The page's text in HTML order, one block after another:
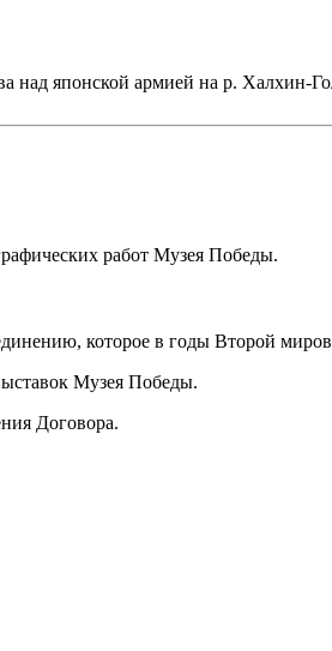
над японской армией на р. Халхин-
работ Музея Победы.
которое в годы Второй
Музея Победы.
Договора.